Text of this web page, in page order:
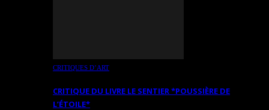
CRITIQUES D’ART
CRITIQUE DU LIVRE LE SENTIER *POUSSIÈRE DE
L’ÉTOILE*